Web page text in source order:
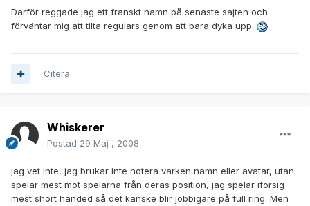
Därför reggade jag ett franskt namn på senaste sajten och
förväntar mig att tilta regulars genom att bara dyka upp.
Citera
Whiskerer
Postad 29 Maj , 2008
jag vet inte, jag brukar inte notera varken namn eller avatar, utan
spelar mest mot spelarna från deras position, jag spelar iförsig
mest short handed så det kanske blir jobbigare på full ring. Men